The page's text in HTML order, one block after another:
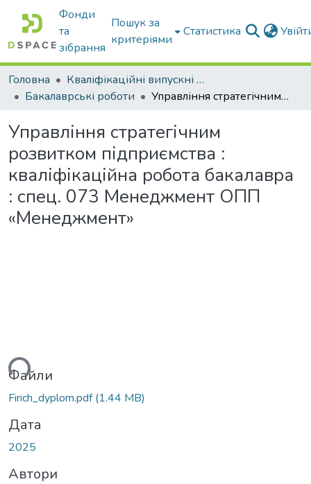
Фонди
та
зібрання
Пошук за
критеріями
Статистика
Головна
Кваліфікаційні випускні роботи бакалаврів і магістрів
Бакалаврські роботи
Управління стратегічним розвитком підприємства : кваліфікаційна робота бакалавра : спец. 073 Менеджмент ОПП «Менеджмент»
Управління стратегічним
розвитком підприємства :
кваліфікаційна робота бакалавра
: спец. 073 Менеджмент ОПП
«Менеджмент»
Файли
Firich_dyplom.pdf(1.44 MB)
Дата
2025
Автори